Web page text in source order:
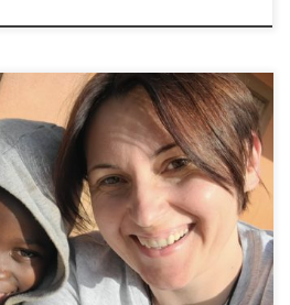
Andrzeja Jeża nasza parafianka P.
misyjny i błogosławieństwo na
Republice Środkowoafrykańskiej, do
– we wrześniu. Obecnie p. Kasia
u biskupa Gucwy, doskonaląc język,